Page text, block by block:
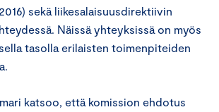
sekä liikesalaisuusdirektiivin
Näissä yhteyksissä on myös
tasolla erilaisten toimenpiteiden
katsoo, että komission ehdotus